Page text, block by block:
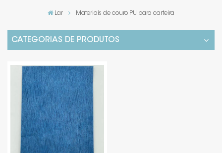
Lar Materiais de couro PU para carteira
CATEGORIAS DE PRODUTOS